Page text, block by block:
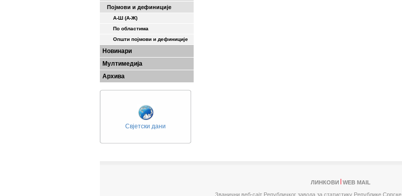
Појмови и дефиниције
А-Ш (A-Ж)
По областима
Општи појмови и дефиниције
Новинари
Мултимедија
Архива
Свјетски дани
ЛИНКОВИ
WEB MAIL
Званични веб-сајт Републичког завода за статистику Републике Српске,